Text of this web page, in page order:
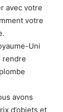
avec votre
votre
Uni
rendre
avons
d’objets et